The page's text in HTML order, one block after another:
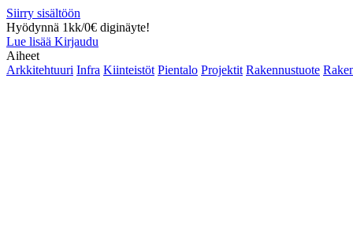
Siirry sisältöön
Hyödynnä 1kk/0€ diginäyte!
Lue lisää Kirjaudu
Aiheet
Arkkitehtuuri Infra Kiinteistöt Pientalo Projektit Rakennustuote